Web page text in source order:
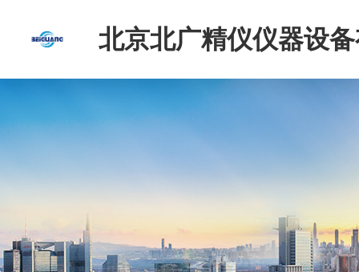
北京北广精仪仪器设
司